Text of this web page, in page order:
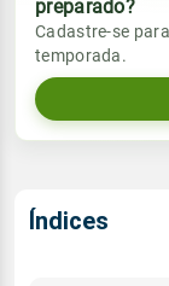
Rajada de
Sol
06:03h às
Chuva
0.0mm
Rajada de
Sol
preparado?
Cadastre-se
temporada.
Índices